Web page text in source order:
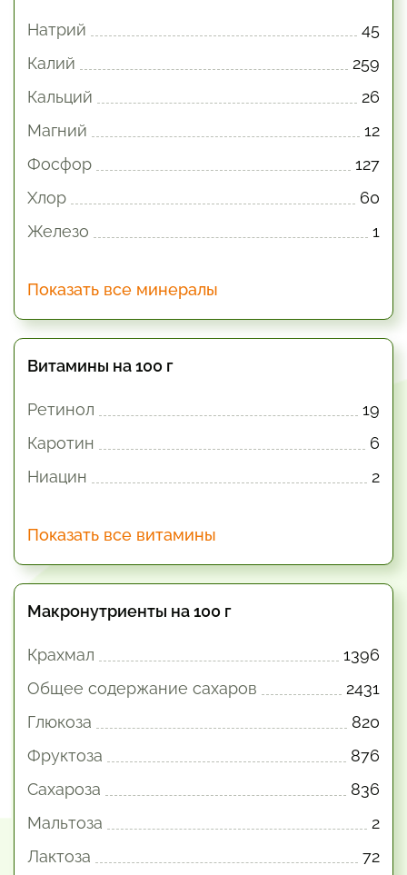
Натрий
45
Калий
259
Кальций
26
Магний
12
Фосфор
127
Хлор
60
Железо
1
Показать все минералы
Витамины на 100 г
Ретинол
19
Каротин
6
Ниацин
2
Показать все витамины
Макронутриенты на 100 г
Крахмал
1396
Общее содержание сахаров
2431
Глюкоза
820
Фруктоза
876
Сахароза
836
Мальтоза
2
Лактоза
72